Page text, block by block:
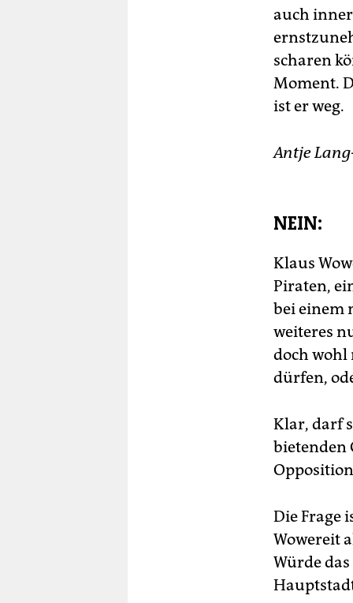
auch
scharen
Moment.
ist er weg.
Antje
NEIN:
Klaus
Piraten,
bei einem
weiteres
doch wohl
dürfen,
Klar, darf
bietenden
Die Frage
Wowereit
Würde